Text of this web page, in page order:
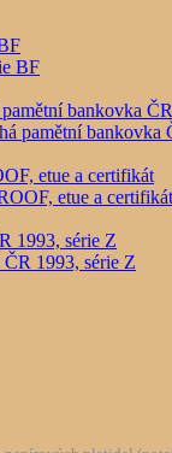
bankovka
etue a certifikát
1993, série Z